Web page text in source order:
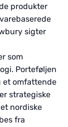
produkter
sigter
som
Porteføljen
et omfattende
strategiske
nordiske
fra